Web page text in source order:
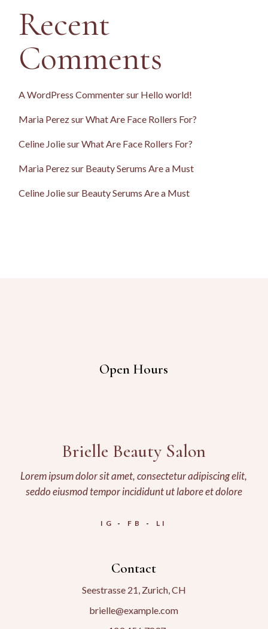
Recent
Comments
A WordPress Commentersur Hello world!
Maria PerezsurWhat Are Face Rollers For?
Celine JoliesurWhat Are Face Rollers For?
Maria Perezsur Beauty Serums Are a Must
Celine Joliesur Beauty Serums Are a Must
Open Hours
Brielle Beauty Salon
Lorem ipsum dolor sit amet, consectetur adipiscing elit,
seddo eiusmod tempor incididunt ut labore et dolore
IG FB LI
Contact
Seestrasse 21, Zurich, CH
brielle@example.com